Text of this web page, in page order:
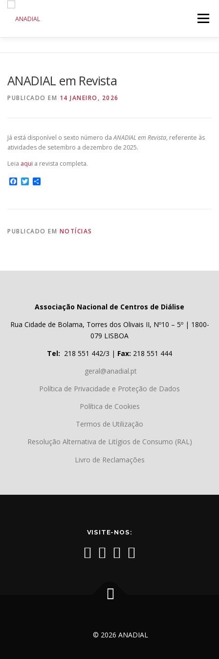
conteúdo
Menu
ANADIAL em Revista
PUBLICADO EM 14 JANEIRO, 2026
Já está disponível o sexto número daANADIAL em Revista, referente às
atividades de setembro a dezembro de 2025.
Leia aqui a revista completa.
Facebook
Twitter
PUBLICADO EM NOTÍCIAS
Associação Nacional de Centros de Diálise
Rua Cidade de Bolama, Torres dos Olivais II, Nº10 – 5º | 1800-
079 LISBOA
Tel: 218 551 442/3 | Fax: 218 551 444
geral@anadial.pt
Política de Privacidade e Proteção de Dados
Política de Cookies
Termos de Utilização
Resolução Alternativa de Litígios de Consumo (RAL)
Livro de Reclamações
VISITE-NOS:
© 2026 ANADIAL